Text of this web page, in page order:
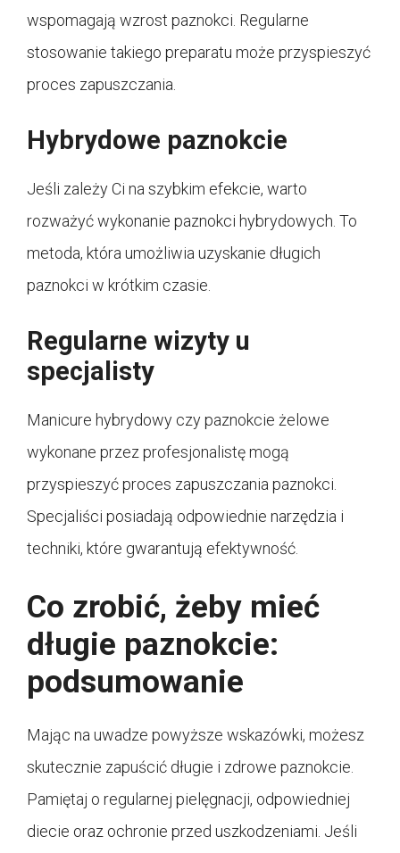
wspomagają wzrost paznokci. Regularne
stosowanie takiego preparatu może przyspieszyć
proces zapuszczania.
Hybrydowe paznokcie
Jeśli zależy Ci na szybkim efekcie, warto
rozważyć wykonanie paznokci hybrydowych. To
metoda, która umożliwia uzyskanie długich
paznokci w krótkim czasie.
Regularne wizyty u
specjalisty
Manicure hybrydowy czy paznokcie żelowe
wykonane przez profesjonalistę mogą
przyspieszyć proces zapuszczania paznokci.
Specjaliści posiadają odpowiednie narzędzia i
techniki, które gwarantują efektywność.
Co zrobić, żeby mieć
długie paznokcie:
podsumowanie
Mając na uwadze powyższe wskazówki, możesz
skutecznie zapuścić długie i zdrowe paznokcie.
Pamiętaj o regularnej pielęgnacji, odpowiedniej
diecie oraz ochronie przed uszkodzeniami. Jeśli